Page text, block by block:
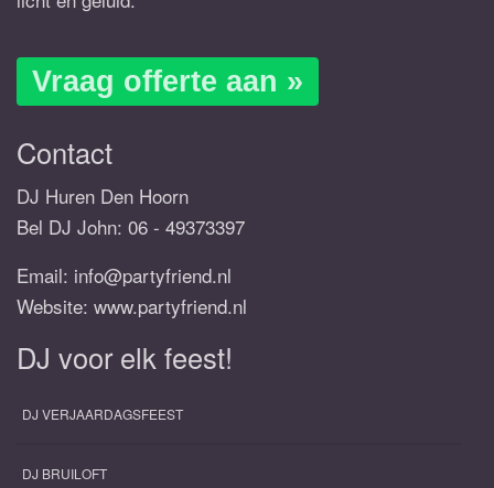
Vraag offerte aan »
Contact
DJ Huren Den Hoorn
Bel DJ John: 06 - 49373397
Email: info@partyfriend.nl
Website: www.partyfriend.nl
DJ voor elk feest!
DJ VERJAARDAGSFEEST
DJ BRUILOFT